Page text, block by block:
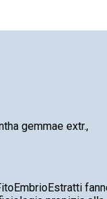
gemmae extr.,